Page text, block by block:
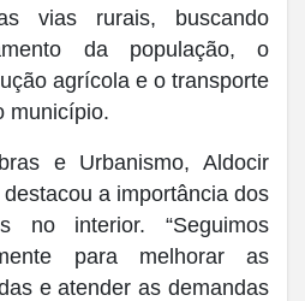
vias rurais, buscando
da população, o
agrícola e o transporte
município.
e Urbanismo, Aldocir
a importância dos
no interior. “Seguimos
para melhorar as
e atender as demandas